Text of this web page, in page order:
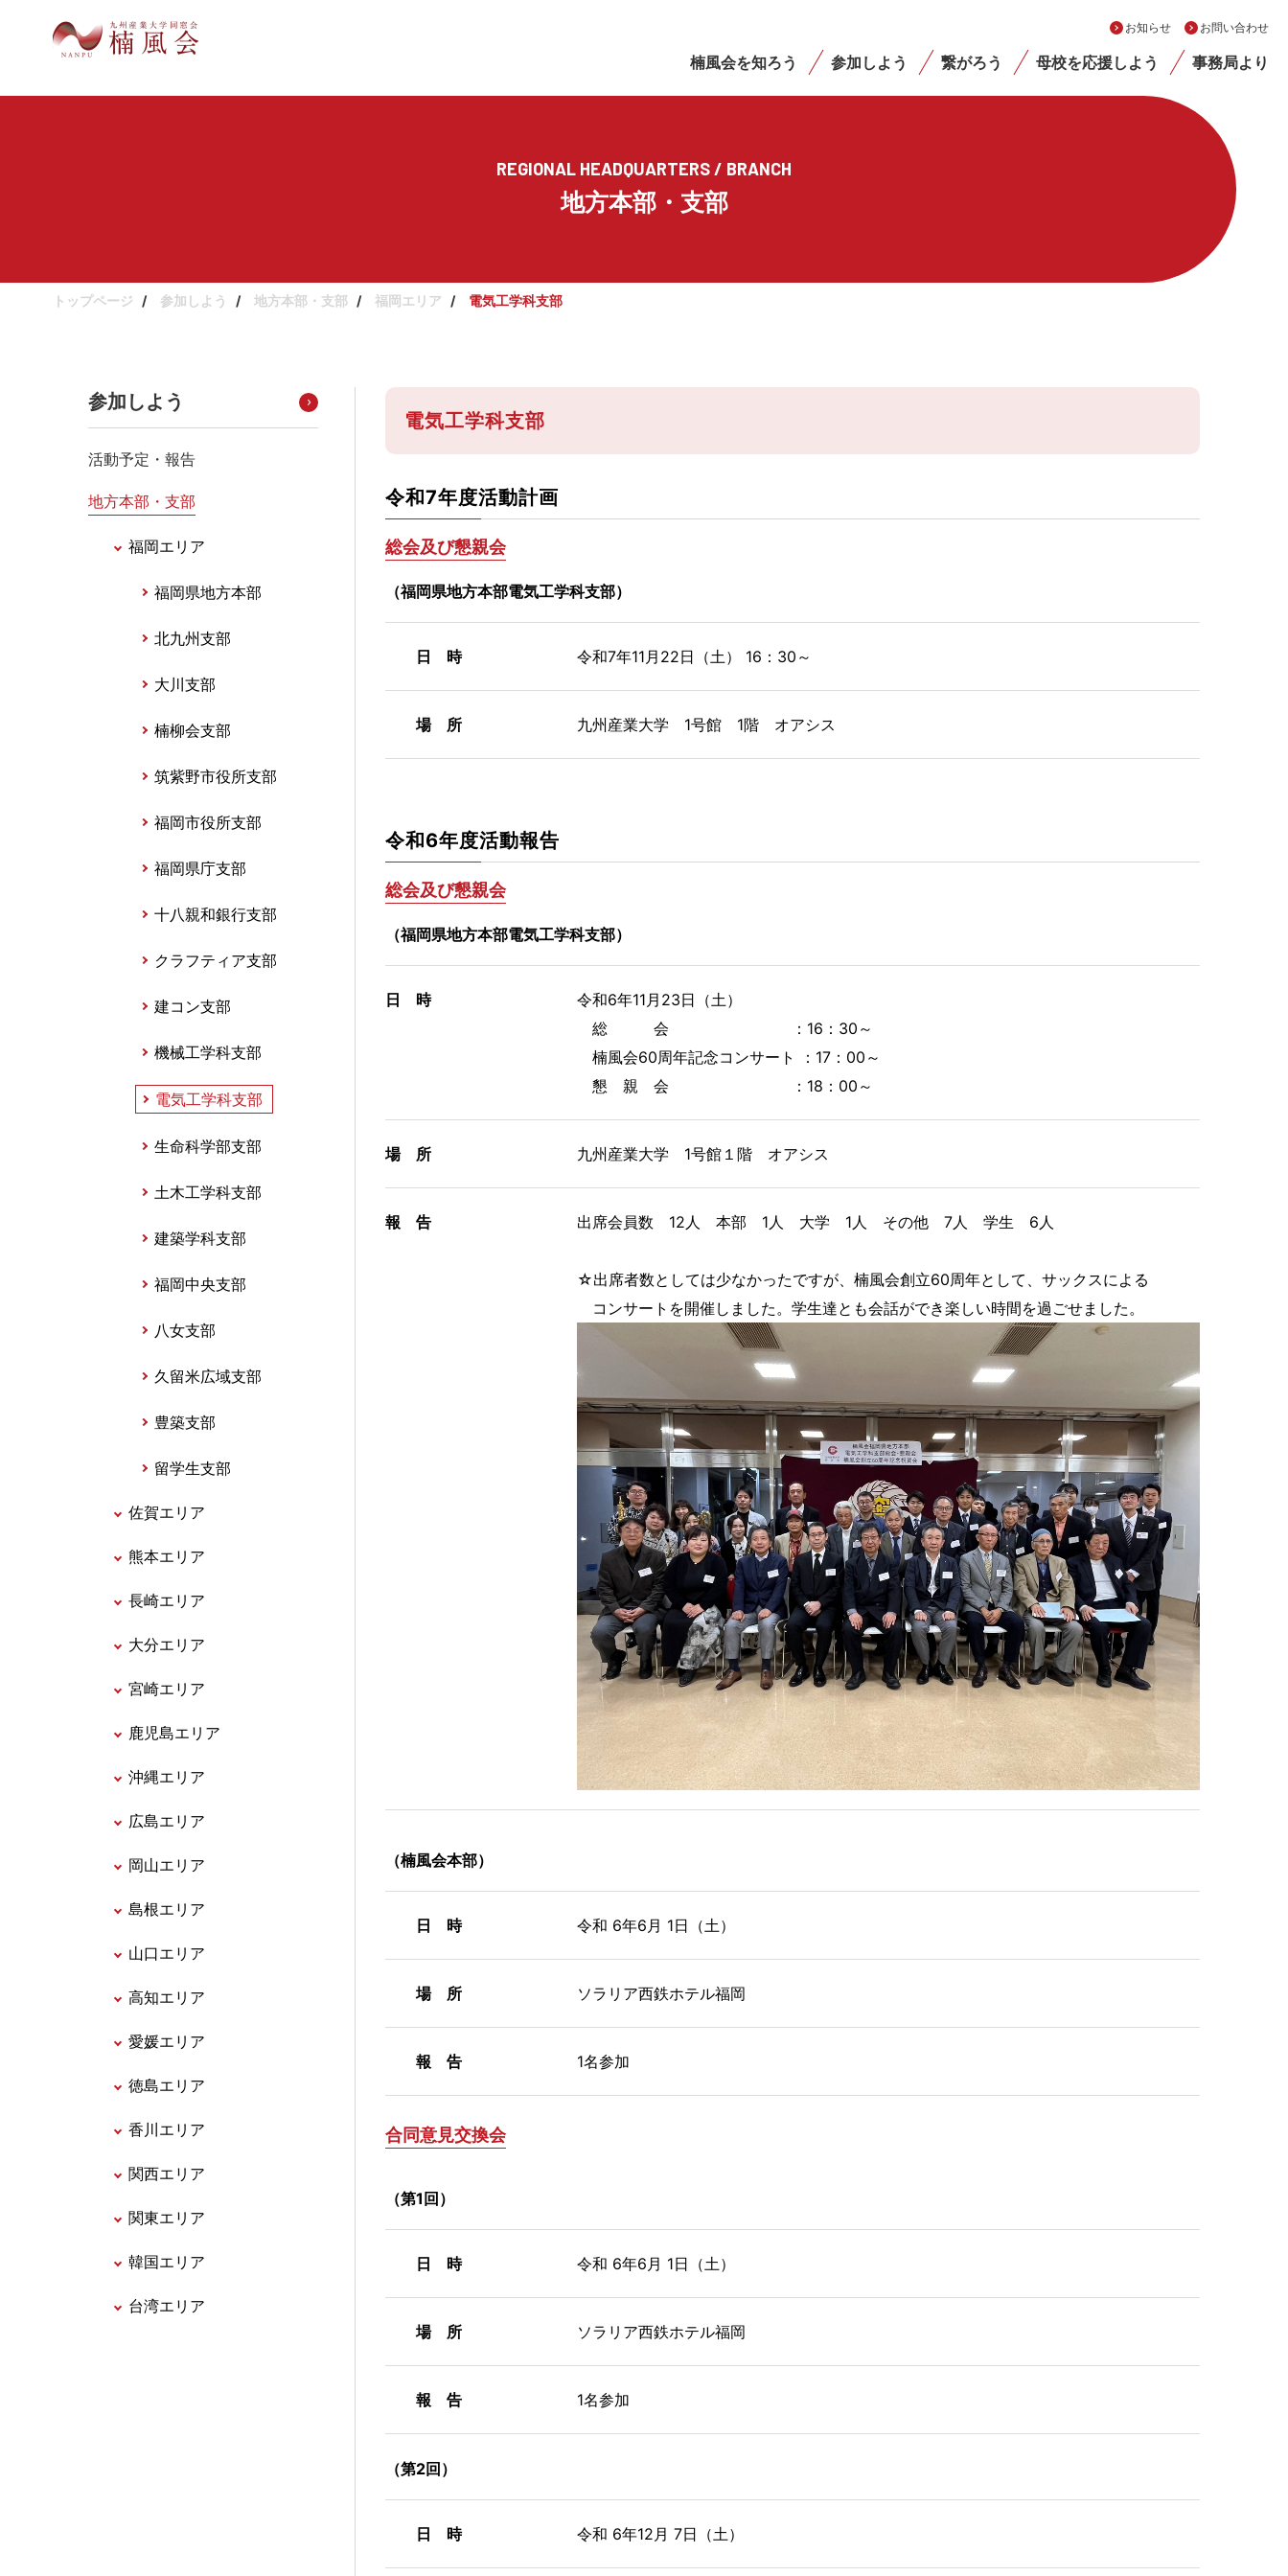
お知らせ お問い合わせ
楠風会を知ろう 参加しよう 繋がろう 母校を応援しよう 事務局より
REGIONAL HEADQUARTERS / BRANCH
地方本部・支部
トップページ 参加しよう 地方本部・支部 福岡エリア 電気工学科支部
参加しよう
活動予定・報告
地方本部・支部
福岡エリア
福岡県地方本部
北九州支部
大川支部
楠柳会支部
筑紫野市役所支部
福岡市役所支部
福岡県庁支部
十八親和銀行支部
クラフティア支部
建コン支部
機械工学科支部
電気工学科支部
生命科学部支部
土木工学科支部
建築学科支部
福岡中央支部
八女支部
久留米広域支部
豊築支部
留学生支部
佐賀エリア
熊本エリア
長崎エリア
大分エリア
宮崎エリア
鹿児島エリア
沖縄エリア
広島エリア
岡山エリア
島根エリア
山口エリア
高知エリア
愛媛エリア
徳島エリア
香川エリア
関西エリア
関東エリア
韓国エリア
台湾エリア
電気工学科支部
令和7年度活動計画
総会及び懇親会
（福岡県地方本部電気工学科支部）
日 時 令和7年11月22日（土） 16：30～
場 所 九州産業大学 1号館 1階 オアシス
令和6年度活動報告
総会及び懇親会
（福岡県地方本部電気工学科支部）
日 時
令和6年11月23日（土）
総 会 ：16：30～
楠風会60周年記念コンサート ：17：00～
懇 親 会 ：18：00～
場 所 九州産業大学 1号館１階 オアシス
報 告 出席会員数 12人 本部 1人 大学 1人 その他 7人 学生 6人
☆出席者数としては少なかったですが、楠風会創立60周年として、サックスによる
コンサートを開催しました。学生達とも会話ができ楽しい時間を過ごせました。
（楠風会本部）
日 時 令和 6年6月 1日（土）
場 所 ソラリア西鉄ホテル福岡
報 告 1名参加
合同意見交換会
（第1回）
日 時 令和 6年6月 1日（土）
場 所 ソラリア西鉄ホテル福岡
報 告 1名参加
（第2回）
日 時 令和 6年12月 7日（土）